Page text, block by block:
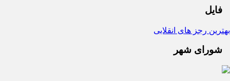
فایل
بهترین رجز های انقلابی
شورای شهر